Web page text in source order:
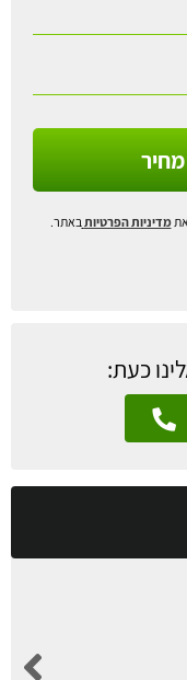
מדיניות הפרטיותבאתר.
כעת: